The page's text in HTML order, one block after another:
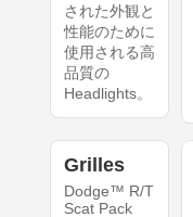
された外観と
性能のために
使用される高
品質の
Headlights。
Grilles
Dodge™ R/T
Scat Pack